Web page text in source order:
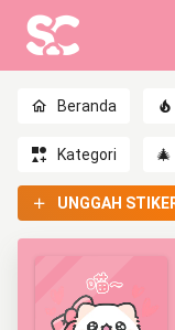
Beranda
Kategori 🎄
UNGGAH